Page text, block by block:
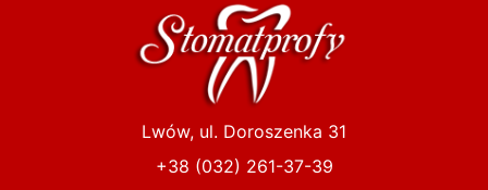
Lwów, ul. Doroszenka 31
+38 (032) 261-37-39